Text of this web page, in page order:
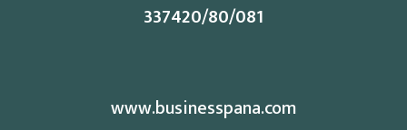
337420/80/081
www.businesspana.com